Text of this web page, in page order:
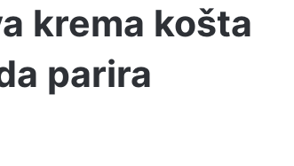
krema košta
parira